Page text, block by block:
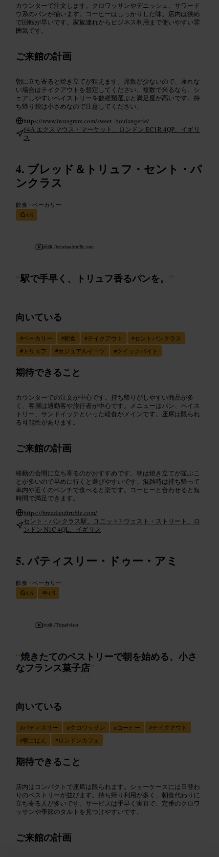
カウンターで注文します。クロワッサンやデニッシュ、サワード
ウ系のパンが揃います。コーヒーはしっかりした味。店内は狭め
で回転が早いです。家族連れからビジネス利用まで使いやすい雰
囲気です。
ご来館の計画
朝に立ち寄ると焼き立てが狙えます。席数が少ないので、座れな
い場合はテイクアウトを想定してください。複数で来るなら、シ
ェアしやすいペイストリーを数種類選ぶと満足度が高いです。持
ち帰り袋は小さめなので注意してください。
https://www.instagram.com/sweet_boulangerie/
64A エクスマウス・マーケット、ロンドン EC1R 4QP、イギリ
ス
ブレッド＆トリュフ・セント・パ
ンクラス
飲食 •ベーカリー
4.6
画像 /breadandtruffle.com
“駅で手早く、トリュフ香るパンを。 ”
向いている
#ベーカリー #朝食 #テイクアウト #セントパンクラス
# トリュフ #カジュアルイーツ #クイックバイト
期待できること
カウンターでの注文が中心です。持ち帰りがしやすい商品が多
く、客層は通勤客や旅行者が中心です。メニューはパン、ペイス
トリー、サンドイッチといった軽食がメインです。座席は限られ
る可能性があります。
ご来館の計画
移動の合間に立ち寄るのがおすすめです。朝は焼き立てが並ぶこ
とが多いので早めに行くと選びやすいです。混雑時は持ち帰って
車内や近くのベンチで食べると楽です。コーヒーと合わせると短
時間で満足できます。
https://breadandtruffle.com/
セント・パンクラス駅、ユニット3 ウェスト・ストリート、ロ
ンドン N1C 4QL、イギリス
パティスリー・ドゥー・アミ
飲食 •ベーカリー
4.6
4.5
画像 /Tripadvisor
“焼きたてのペストリーで朝を始める、小さ
なフランス菓子店”
向いている
#パティスリー #クロワッサン #コーヒー #テイクアウト
#朝ごはん #ロンドンカフェ
期待できること
店内はコンパクトで座席は限られます。ショーケースには日替わ
りのペストリーが並びます。持ち帰り利用が多く、朝食代わりに
立ち寄る人が多いです。サービスは手早く実直で、定番のクロワ
ッサンや季節のタルトを見つけやすいです。
ご来館の計画